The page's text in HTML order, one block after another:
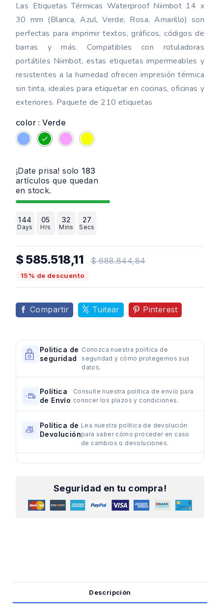
Las Etiquetas Térmicas Waterproof Niimbot 14 x
30 mm (Blanca, Azul, Verde, Rosa, Amarillo) son
perfectas para imprimir textos, gráficos, códigos de
barras y más. Compatibles con rotuladoras
portátiles Niimbot, estas etiquetas impermeables y
resistentes a la humedad ofrecen impresión térmica
sin tinta, ideales para etiquetar en cocinas, oficinas y
exteriores. Paquete de 210 etiquetas
color : Verde
Azul VerdeRosa Amarillo
¡Date prisa! solo 183
artículos que quedan
en stock.
144
Days
05
Hrs
32
Mins
26
Secs
$ 585.518,11 $ 688.844,84
15% de descuento
Compartir Tuitear Pinterest
Politica de
seguridad
Conozca nuestra política de
seguridad y cómo protegemos sus
datos.
Política
de Envío
Consulte nuestra política de envío para
conocer los plazos y condiciones.
Política de
Devolución
Lea nuestra política de devolución
para saber cómo proceder en caso
de cambios o devoluciones.
Seguridad en tu compra!
Descripción